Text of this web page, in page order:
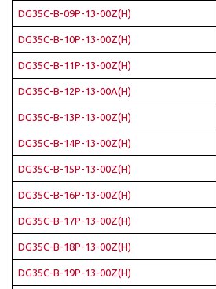
DG35C-B-09P-13-00Z(H)
DG35C-B-10P-13-00Z(H)
DG35C-B-11P-13-00Z(H)
DG35C-B-12P-13-00A(H)
DG35C-B-13P-13-00Z(H)
DG35C-B-14P-13-00Z(H)
DG35C-B-15P-13-00Z(H)
DG35C-B-16P-13-00Z(H)
DG35C-B-17P-13-00Z(H)
DG35C-B-18P-13-00Z(H)
DG35C-B-19P-13-00Z(H)